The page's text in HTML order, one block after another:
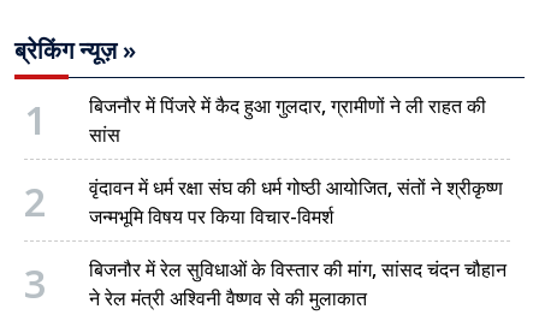
ब्रेकिंग न्यूज़ »
1
बिजनौर में पिंजरे में कैद हुआ गुलदार, ग्रामीणों ने ली राहत की
सांस
2
वृंदावन में धर्म रक्षा संघ की धर्म गोष्ठी आयोजित, संतों ने श्रीकृष्ण
जन्मभूमि विषय पर किया विचार-विमर्श
3
बिजनौर में रेल सुविधाओं के विस्तार की मांग, सांसद चंदन चौहान
ने रेल मंत्री अश्विनी वैष्णव से की मुलाकात